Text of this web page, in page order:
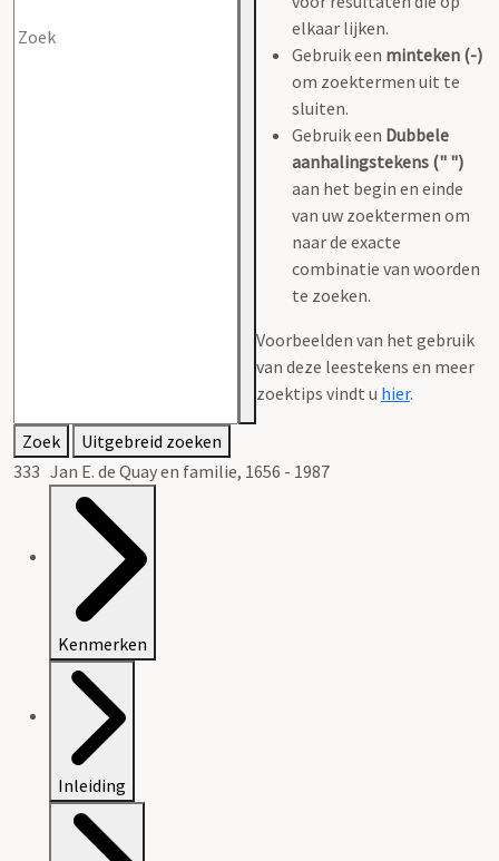
elkaar lijken.
Gebruik een minteken (-)
om zoektermen uit te
sluiten.
Gebruik een Dubbele
aanhalingstekens (" ")
aan het begin en einde
van uw zoektermen om
naar de exacte
combinatie van woorden
te zoeken.
Voorbeelden van het gebruik
van deze leestekens en meer
zoektips vindt u hier.
Zoek
Uitgebreid zoeken
333 Jan E. de Quay en familie, 1656 - 1987
Kenmerken
Inleiding